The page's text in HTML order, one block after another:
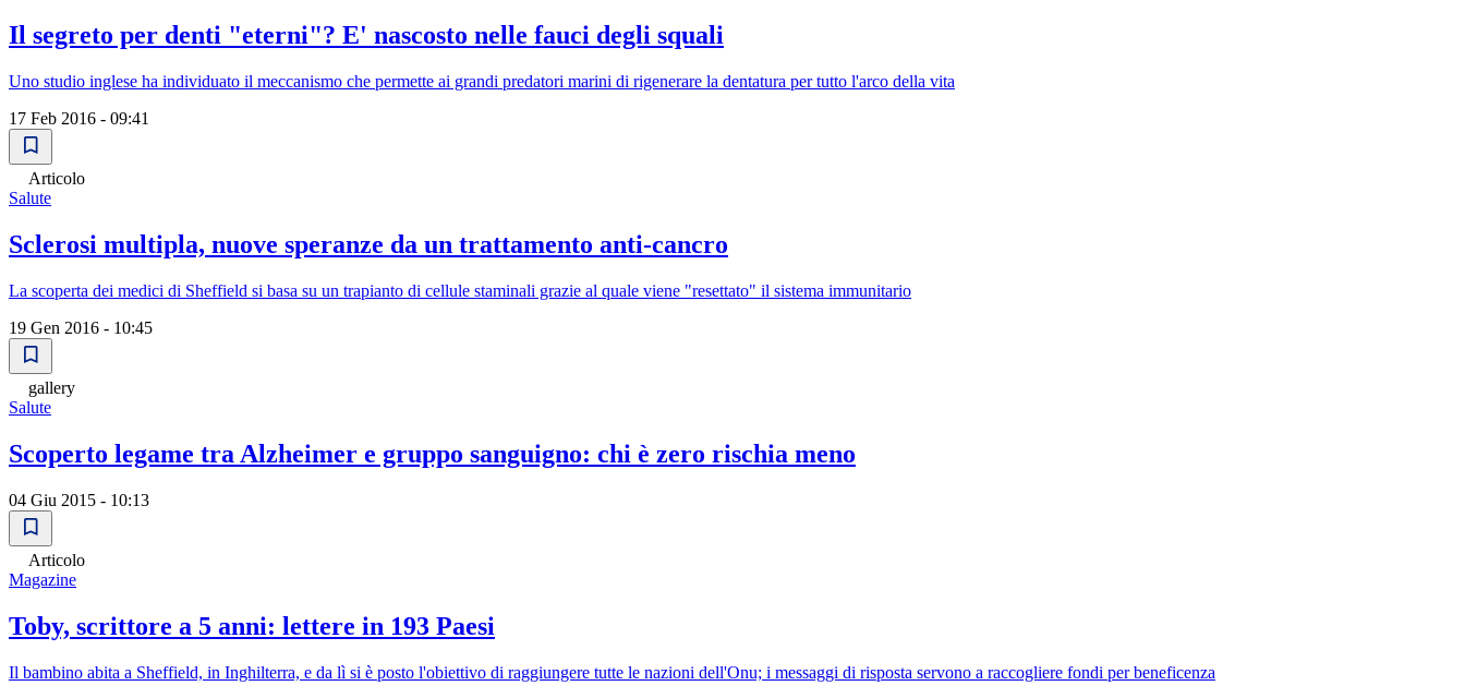
Il segreto per denti "eterni"? E' nascosto nelle fauci degli squali
Uno studio inglese ha individuato il meccanismo che permette ai grandi predatori marini di rigenerare la dentatura per tutto l'arco della vita
17 Feb 2016 - 09:41
Articolo
Salute
Sclerosi multipla, nuove speranze da un trattamento anti-cancro
La scoperta dei medici di Sheffield si basa su un trapianto di cellule staminali grazie al quale viene "resettato" il sistema immunitario
19 Gen 2016 - 10:45
gallery
Salute
Scoperto legame tra Alzheimer e gruppo sanguigno: chi è zero rischia meno
04 Giu 2015 - 10:13
Articolo
Magazine
Toby, scrittore a 5 anni: lettere in 193 Paesi
Il bambino abita a Sheffield, in Inghilterra, e da lì si è posto l'obiettivo di raggiungere tutte le nazioni dell'Onu; i messaggi di risposta servono a raccogliere fondi per beneficenza